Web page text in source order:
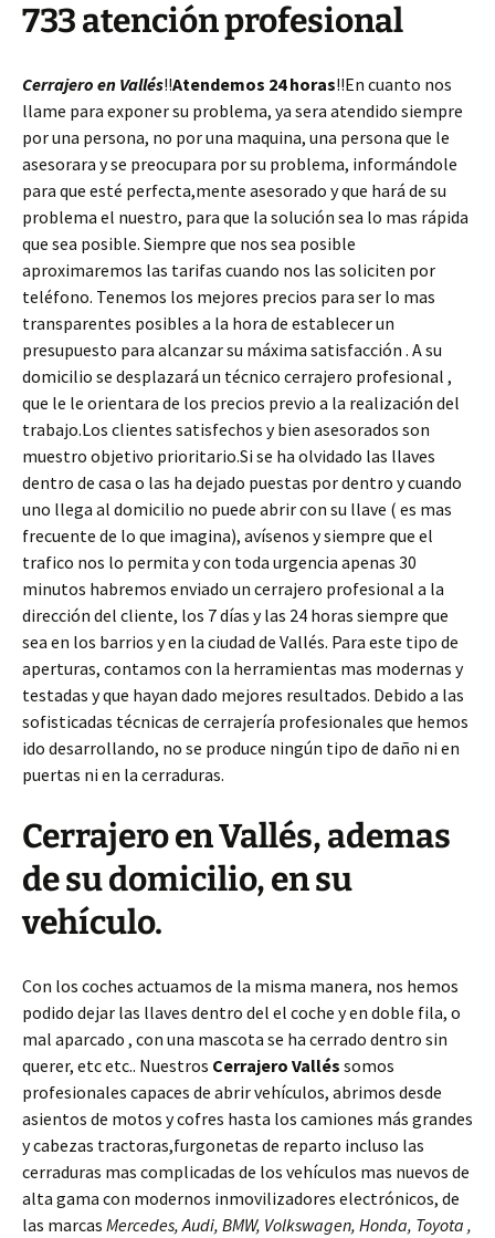
733 atención profesional
Cerrajero en Vallés!!Atendemos 24 horas!!En cuanto nos
llame para exponer su problema, ya sera atendido siempre
por una persona, no por una maquina, una persona que le
asesorara y se preocupara por su problema, informándole
para que esté perfecta,mente asesorado y que hará de su
problema el nuestro, para que la solución sea lo mas rápida
que sea posible. Siempre que nos sea posible
aproximaremos las tarifas cuando nos las soliciten por
teléfono. Tenemos los mejores precios para ser lo mas
transparentes posibles a la hora de establecer un
presupuesto para alcanzar su máxima satisfacción . A su
domicilio se desplazará un técnico cerrajero profesional ,
que le le orientara de los precios previo a la realización del
trabajo.Los clientes satisfechos y bien asesorados son
muestro objetivo prioritario.Si se ha olvidado las llaves
dentro de casa o las ha dejado puestas por dentro y cuando
uno llega al domicilio no puede abrir con su llave ( es mas
frecuente de lo que imagina), avísenos y siempre que el
trafico nos lo permita y con toda urgencia apenas 30
minutos habremos enviado un cerrajero profesional a la
dirección del cliente, los 7 días y las 24 horas siempre que
sea en los barrios y en la ciudad de Vallés. Para este tipo de
aperturas, contamos con la herramientas mas modernas y
testadas y que hayan dado mejores resultados. Debido a las
sofisticadas técnicas de cerrajería profesionales que hemos
ido desarrollando, no se produce ningún tipo de daño ni en
puertas ni en la cerraduras.
Cerrajero en Vallés, ademas
de su domicilio, en su
vehículo.
Con los coches actuamos de la misma manera, nos hemos
podido dejar las llaves dentro del el coche y en doble fila, o
mal aparcado , con una mascota se ha cerrado dentro sin
querer, etc etc.. Nuestros Cerrajero Vallés somos
profesionales capaces de abrir vehículos, abrimos desde
asientos de motos y cofres hasta los camiones más grandes
y cabezas tractoras,furgonetas de reparto incluso las
cerraduras mas complicadas de los vehículos mas nuevos de
alta gama con modernos inmovilizadores electrónicos, de
las marcas Mercedes, Audi, BMW, Volkswagen, Honda, Toyota ,